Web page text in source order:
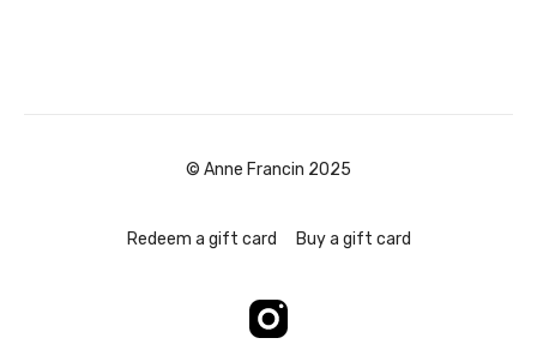
© Anne Francin 2025
Redeem a gift card Buy a gift card